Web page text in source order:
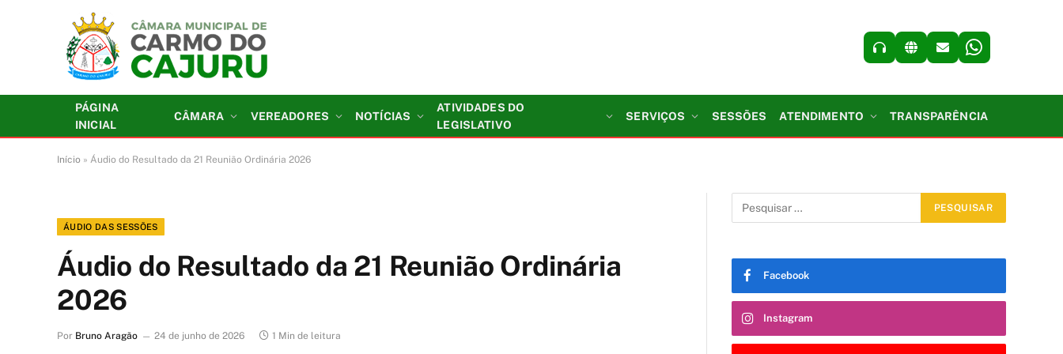
PÁGINA
INICIAL
CÂMARA VEREADORES NOTÍCIAS
ATIVIDADES DO
LEGISLATIVO
SERVIÇOS SESSÕES ATENDIMENTO TRANSPARÊNCIA
Início » Áudio do Resultado da 21 Reunião Ordinária 2026
ÁUDIO DAS SESSÕES
Áudio do Resultado da 21 Reunião Ordinária
2026
Por Bruno Aragão 24 de junho de 2026 1 Min de leitura
Facebook
Instagram